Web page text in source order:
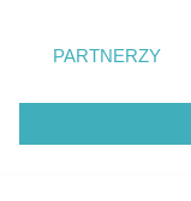
płyciny
profilowana
Drzwi
zmienić/wycofać
znajdujący się w
rodzaje
użytkownika, ale
przetwarzaniu.
PARTNERZY